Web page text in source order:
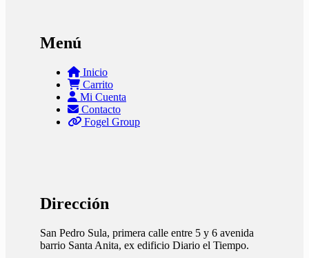
Menú
Inicio
Carrito
Mi Cuenta
Contacto
Fogel Group
Dirección
San Pedro Sula, primera calle entre 5 y 6 avenida
barrio Santa Anita, ex edificio Diario el Tiempo.​